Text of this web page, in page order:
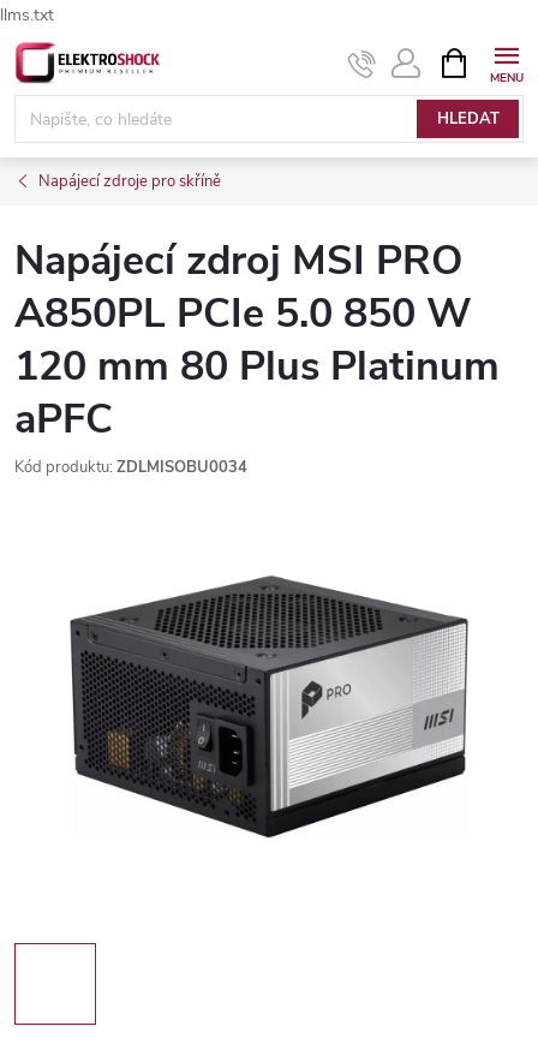
llms.txt
Přejít
na
obsah
HLEDAT
NÁKUPNÍ
KOŠÍK
Napájecí zdroje pro skříně
Napájecí zdroj MSI PRO
A850PL PCIe 5.0 850 W
120 mm 80 Plus Platinum
aPFC
Kód produktu: ZDLMISOBU0034
Elektroshock.cz - Chat